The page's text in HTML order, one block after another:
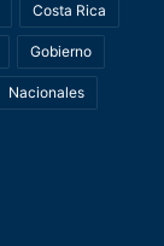
Costa Rica
Gobierno
Nacionales